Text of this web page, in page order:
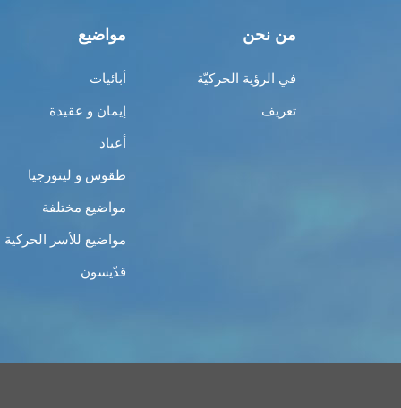
من نحن
في الرؤية الحركيّة
تعريف
مواضيع
أبائيات
إيمان و عقيدة
أعياد
طقوس و ليتورجيا
مواضيع مختلفة
مواضيع للأسر الحركية
قدّيسون